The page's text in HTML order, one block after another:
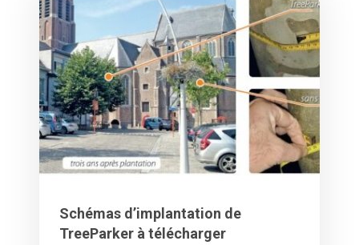
Schémas d’implantation de
TreeParker à télécharger